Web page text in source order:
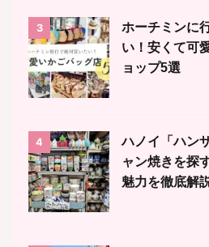
3
ホーチミンに
い！安くて可
ョップ5選
4
ハノイ「ハン
ャン焼きを探
魅力を徹底解